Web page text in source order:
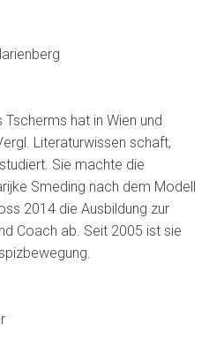
Tscherms hat in Wien und
Literaturwissen schaft,
Sie machte die
Smeding nach dem Modell
2014 die Ausbildung zur
Coach ab. Seit 2005 ist sie